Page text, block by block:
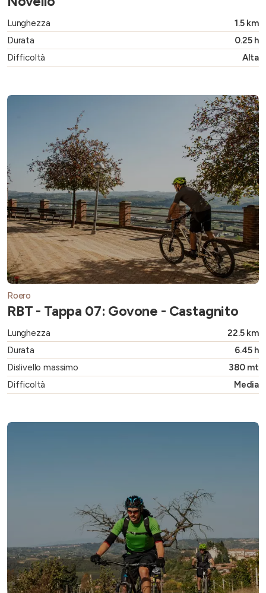
Lunghezza
1.5 km
Durata
0.25 h
Difficoltà
Alta
Roero
RBT - Tappa 07: Govone - Castagnito
Lunghezza
22.5 km
Durata
6.45 h
Dislivello massimo
380 mt
Difficoltà
Media